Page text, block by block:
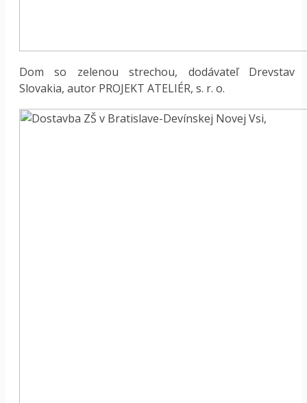
Dom so zelenou strechou, dodávateľ Drevstav
Slovakia, autor PROJEKT ATELIÉR, s. r. o.